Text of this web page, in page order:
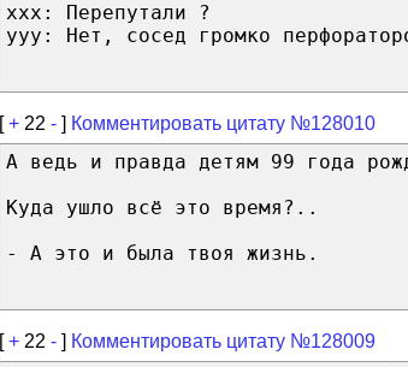
ххх: Перепутали ?
yyy: Нет, сосед громко
[+ 22 - ] Комментировать цитату №128010
А ведь и правда детям 99 года
Куда ушло всё это время?..
- А это и была твоя жизнь.
[+ 22 - ] Комментировать цитату №128009